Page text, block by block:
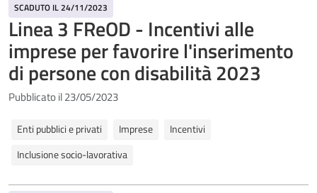
SCADUTO IL 24/11/2023
Linea 3 FReOD - Incentivi alle
imprese per favorire l'inserimento
di persone con disabilità 2023
Pubblicato il 23/05/2023
Enti pubblici e privati Imprese
Incentivi
Inclusione socio-lavorativa